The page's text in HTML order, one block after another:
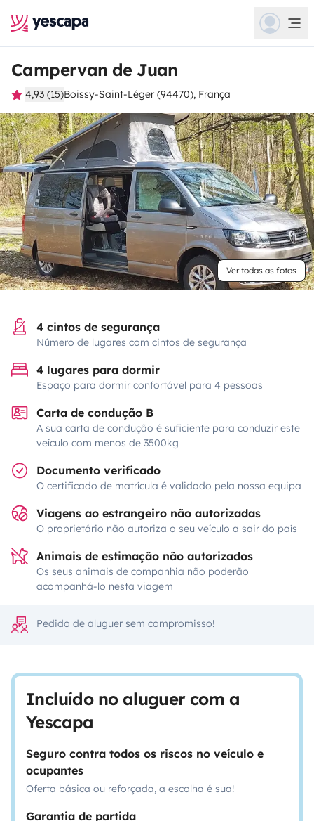
Campervan de Juan
4,93 (15)Boissy-Saint-Léger (94470), França
Ver todas as fotos
4 cintos de segurança
Número de lugares com cintos de segurança
4 lugares para dormir
Espaço para dormir confortável para 4 pessoas
Carta de condução B
A sua carta de condução é suficiente para conduzir este
veículo com menos de 3500kg
Documento verificado
O certificado de matrícula é validado pela nossa equipa
Viagens ao estrangeiro não autorizadas
O proprietário não autoriza o seu veículo a sair do país
Animais de estimação não autorizados
Os seus animais de companhia não poderão
acompanhá-lo nesta viagem
Pedido de aluguer sem compromisso!
Incluído no aluguer com a
Yescapa
Seguro contra todos os riscos no veículo e
ocupantes
Oferta básica ou reforçada, a escolha é sua!
Garantia de partida